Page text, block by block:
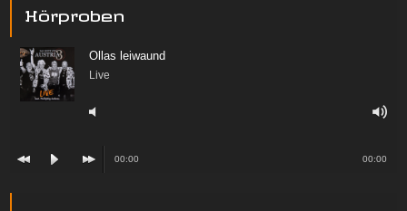
Hörproben
Ollas leiwaund
Live
00:00 00:00